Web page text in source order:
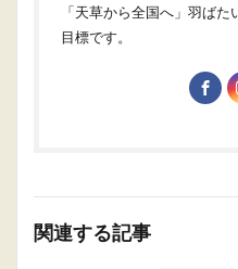
「天草から全国へ」羽ば
目標です。
関連する記事